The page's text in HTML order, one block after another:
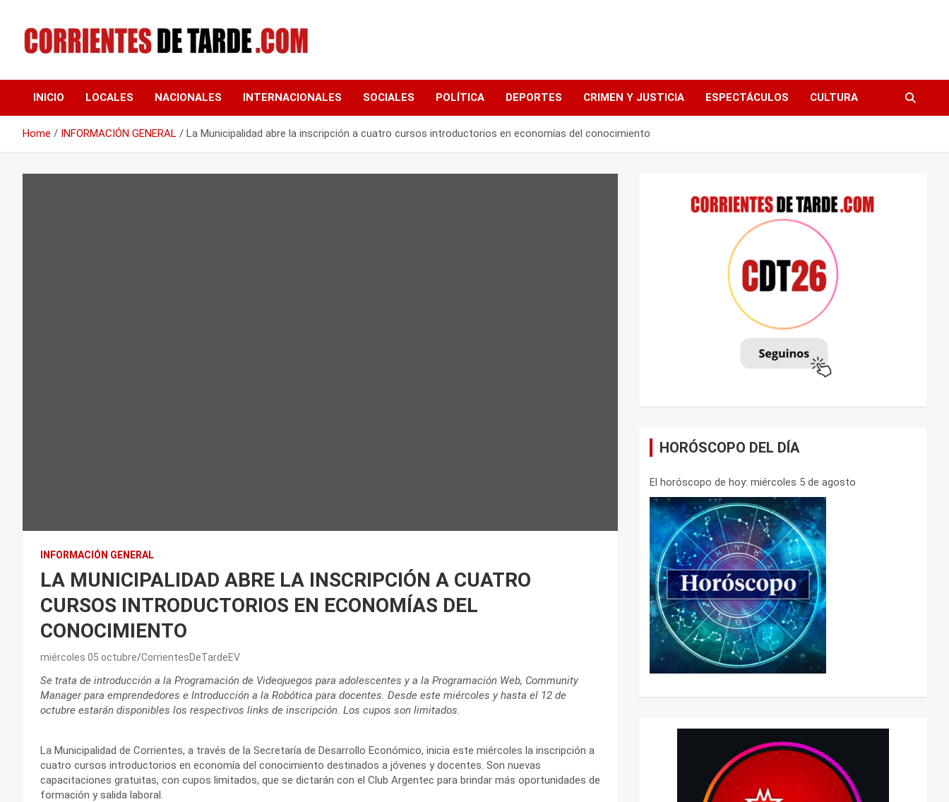
content
CORRIENTES DE
TARDE
INICIO LOCALES NACIONALES INTERNACIONALES SOCIALES POLÍTICA DEPORTES CRIMEN Y JUSTICIA ESPECTÁCULOS CULTURA
Home INFORMACIÓN GENERAL La Municipalidad abre la inscripción a cuatro cursos introductorios en economías del conocimiento
INFORMACIÓN GENERAL
LA MUNICIPALIDAD ABRE LA INSCRIPCIÓN A CUATRO
CURSOS INTRODUCTORIOS EN ECONOMÍAS DEL
CONOCIMIENTO
miércoles 05 octubre CorrientesDeTardeEV
Se trata de introducción a la Programación de Videojuegos para adolescentes y a la Programación Web, Community
Manager para emprendedores e Introducción a la Robótica para docentes. Desde este miércoles y hasta el 12 de
octubre estarán disponibles los respectivos links de inscripción. Los cupos son limitados.
La Municipalidad de Corrientes, a través de la Secretaría de Desarrollo Económico, inicia este miércoles la inscripción a
cuatro cursos introductorios en economía del conocimiento destinados a jóvenes y docentes. Son nuevas
capacitaciones gratuitas, con cupos limitados, que se dictarán con el Club Argentec para brindar más oportunidades de
formación y salida laboral.
HORÓSCOPO DEL DÍA
El horóscopo de hoy: miércoles 5 de agosto